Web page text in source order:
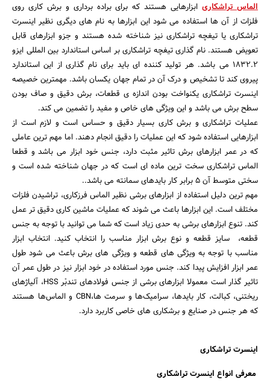
الماس تراشکاریابزارهایی هستند که برای براده برداری و برش کاری روی
فلزات از آن ها استفاده می شود این ابزارها به نام های دیگری نظیر اینسرت
تراشکاری یا تیغچه تراشکاری نیز شناخته شده هستند و جزو ابزارهای قابل
تعویض هستند. نام گذاری تیغچه تراشکاری بر اساس استاندارد بین المللی ایزو
1832.2 می باشد. هر تولید کننده ای باید برای نام گذاری از این استاندارد
پیروی کند تا تشخیص و درک آن در تمام جهان یکسان باشد. مهمترین خصیصه
اینسرت تراشکاری یکنواخت بودن اندازه ی قطعات، برش دقیق و صاف بودن
سطح برش می باشد و این ویژگی های خاص و مفید را تضمین می کند.
عملیات تراشکاری و برش کاری بسیار دقیق و حساس است و لازم است از
ابزارهایی استفاده شود که این عملیات را دقیق انجام دهند. اما مهم ترین عاملی
که در عمر ابزارهای برش تاثیر مثبت دارد، جنس خود ابزار می باشد و قطعا
الماس تراشکاری سخت ترین ماده ای است که در جهان شناخته شده است و
سختی متوسط آن 5 برابر کار بایدهای سمانته می باشد..
مهم ترین دلیل استفاده از ابزارهای برشی نظیر الماس فرزکاری، تراشیدن فلزات
مختلف است. این ابزارها باعث می شوند که عملیات ماشین کاری دقیق تر عمل
کند. تنوع ابزارهای برشی به حدی زیاد است که شما می توانید با توجه به جنس
قطعه، سایز قطعه و نوع برش ابزار مناسب را انتخاب کنید. انتخاب ابزار
مناسب با توجه به ویژگی های قطعه و ویژگی های برش باعث می شود طول
عمر ابزار افزایش پیدا کند. جنس مورد استفاده در خود ابزار نیز در طول عمر آن
تاثیر گذار است معمولا ابزارهای برشی از جنس فولادهای تندبْر HSS، آلیاژهای
ریختنی، کبالت، کار بایدها، سرامیک‌ها و سرمت ها،CBN و الماس‌ها هستند
که هر جنس در صنایع و برشکاری های خاصی کاربرد دارد.
اینسرت تراشکاری
معرفی انواع اینسرت تراشکاری